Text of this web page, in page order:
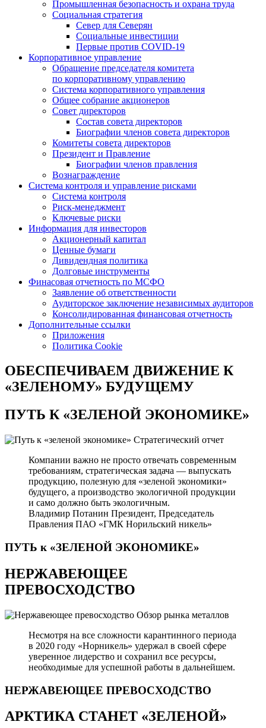
Промышленная безопасность и охрана труда
Социальная стратегия
Север для Северян
Социальные инвестиции
Первые против COVID‑19
Корпоративное управление
Обращение председателя комитета
по корпоративному управлению
Система корпоративного управления
Общее собрание акционеров
Совет директоров
Состав совета директоров
Биографии членов совета директоров
Комитеты совета директоров
Президент и Правление
Биографии членов правления
Вознаграждение
Система контроля и управление рисками
Система контроля
Риск-менеджмент
Ключевые риски
Информация для инвесторов
Акционерный капитал
Ценные бумаги
Дивидендная политика
Долговые инструменты
Финасовая отчетность по МСФО
Заявление об ответственности
Аудиторское заключение независимых аудиторов
Консолидированная финансовая отчетность
Дополнительные ссылки
Приложения
Политика Cookie
ОБЕСПЕЧИВАЕМ ДВИЖЕНИЕ К
«ЗЕЛЕНОМУ» БУДУЩЕМУ
ПУТЬ К«ЗЕЛЕНОЙ ЭКОНОМИКЕ»
Стратегический отчет
Компании важно не просто отвечать современным
требованиям, стратегическая задача — выпускать
продукцию, полезную для «зеленой экономики»
будущего, а производство экологичной продукции
и само должно быть экологичным.
Владимир Потанин Президент, Председатель
Правления ПАО «ГМК Норильский никель»
ПУТЬ к «ЗЕЛЕНОЙ ЭКОНОМИКЕ»
НЕРЖАВЕЮЩЕЕ
ПРЕВОСХОДСТВО
Обзор рынка металлов
Несмотря на все сложности карантинного периода
в 2020 году «Норникель» удержал в своей сфере
уверенное лидерство и сохранил все ресурсы,
необходимые для успешной работы в дальнейшем.
НЕРЖАВЕЮЩЕЕ ПРЕВОСХОДСТВО
АРКТИКА СТАНЕТ «ЗЕЛЕНОЙ»